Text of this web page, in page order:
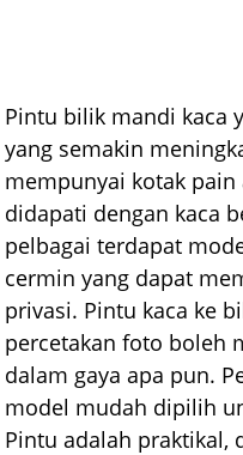
Pintu bilik mandi kaca
yang semakin
mempunyai kotak
didapati dengan kaca
pelbagai terdapat
cermin yang dapat
privasi. Pintu kaca ke
percetakan foto boleh
dalam gaya apa pun.
model mudah dipilih
Pintu adalah praktikal,